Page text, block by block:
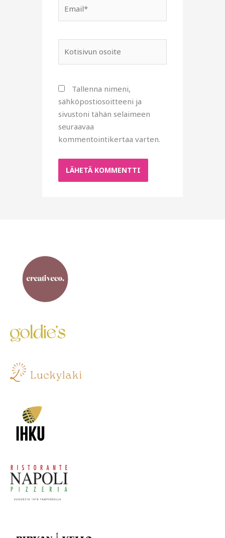
osoite
Tallenna nimeni,
sähköpostiosoitteeni ja
sivustoni tähän selaimeen
seuraavaa
kommentointikertaa varten.